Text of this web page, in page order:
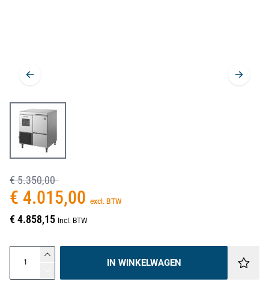
€ 5.350,00
€ 4.015,00 excl. BTW
€ 4.858,15 Incl. BTW
IN WINKELWAGEN